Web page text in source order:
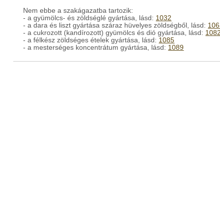
Nem ebbe a szakágazatba tartozik:
- a gyümölcs- és zöldséglé gyártása, lásd: 1032
- a dara és liszt gyártása száraz hüvelyes zöldségből, lásd:
- a cukrozott (kandírozott) gyümölcs és dió gyártása, lásd:
- a félkész zöldséges ételek gyártása, lásd: 1085
- a mesterséges koncentrátum gyártása, lásd: 1089